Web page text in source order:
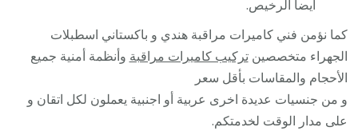
أيضا الرخيص.
كما نؤمن فني كاميرات مراقبة هندي و باكستاني اسطبلات
الجهراء متخصصينتركيب كاميرات مراقبة وأنظمة أمنية جميع
الأحجام والمقاسات بأقل سعر
و من جنسيات عديدة اخرى عربية أو اجنبية يعملون لكل اتقان و
على مدار الوقت لخدمتكم.